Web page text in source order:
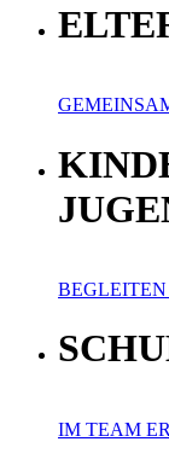
IM TEAM